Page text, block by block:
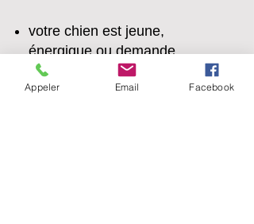
votre chien est jeune,
énergique ou demande
beaucoup d’attention
Appeler Email Facebook